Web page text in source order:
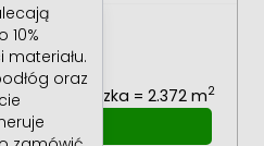
10%
materiału.
oraz
m
+
1 paczka = 2.372 m2
koszyka